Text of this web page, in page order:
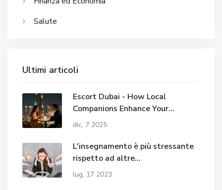
Salute
Ultimi articoli
Escort Dubai - How Local
Companions Enhance Your
Nightlife Experience in the City
dic, 7 2025
L'insegnamento è più stressante
rispetto ad altre
professioni/lavori?
lug, 17 2023